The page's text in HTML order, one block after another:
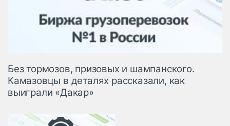
Без тормозов, призовых и шампанского.
Камазовцы в деталях рассказали, как
выиграли «Дакар»